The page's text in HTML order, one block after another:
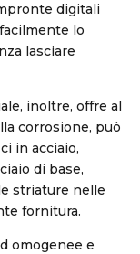
digitali
lo
lasciare
inoltre, offre al
corrosione, può
in acciaio,
di base,
striature nelle
fornitura.
omogenee e